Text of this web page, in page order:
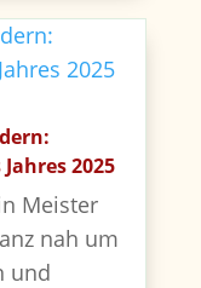
2025
Meister
nah um
und